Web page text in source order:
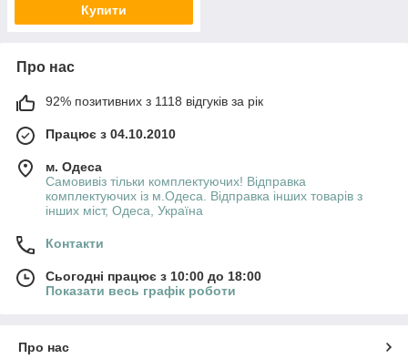
Купити
Про нас
92% позитивних з 1118 відгуків за рік
Працює з 04.10.2010
м. Одеса
Самовивіз тільки комплектуючих! Відправка
комплектуючих із м.Одеса. Відправка інших товарів з
інших міст, Одеса, Україна
Контакти
Сьогодні працює з 10:00 до 18:00
Показати весь графік роботи
Про нас